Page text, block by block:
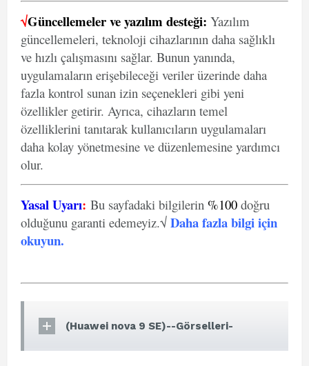
√Güncellemeler ve yazılım desteği: Yazılım
güncellemeleri, teknoloji cihazlarının daha sağlıklı
ve hızlı çalışmasını sağlar. Bunun yanında,
uygulamaların erişebileceği veriler üzerinde daha
fazla kontrol sunan izin seçenekleri gibi yeni
özellikler getirir. Ayrıca, cihazların temel
özelliklerini tanıtarak kullanıcıların uygulamaları
daha kolay yönetmesine ve düzenlemesine yardımcı
olur.
Yasal Uyarı: Bu sayfadaki bilgilerin %100 doğru
olduğunu garanti edemeyiz.√ Daha fazla bilgi için
okuyun.
(Huawei nova 9 SE)--Görselleri-